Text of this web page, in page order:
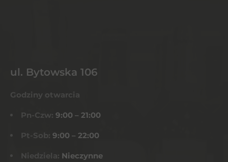
ul. Bytowska 106
Godziny otwarcia
Pn-Czw: 9:00 – 21:00
Pt-Sob: 9:00 – 22:00
Niedziela: Nieczynne